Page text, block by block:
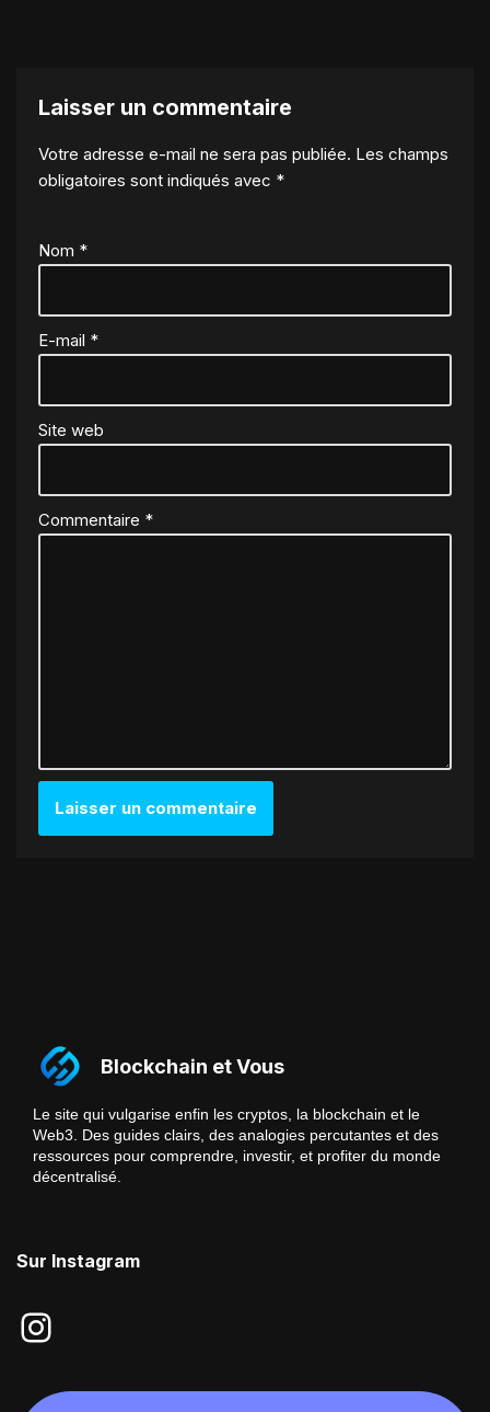
Laisser un commentaire
Votre adresse e-mail ne sera pas publiée. Les champs
obligatoires sont indiqués avec *
Nom *
E-mail *
Site web
Commentaire *
Blockchain et Vous
Le site qui vulgarise enfin les cryptos, la blockchain et le
Web3. Des guides clairs, des analogies percutantes et des
ressources pour comprendre, investir, et profiter du monde
décentralisé.
Sur Instagram